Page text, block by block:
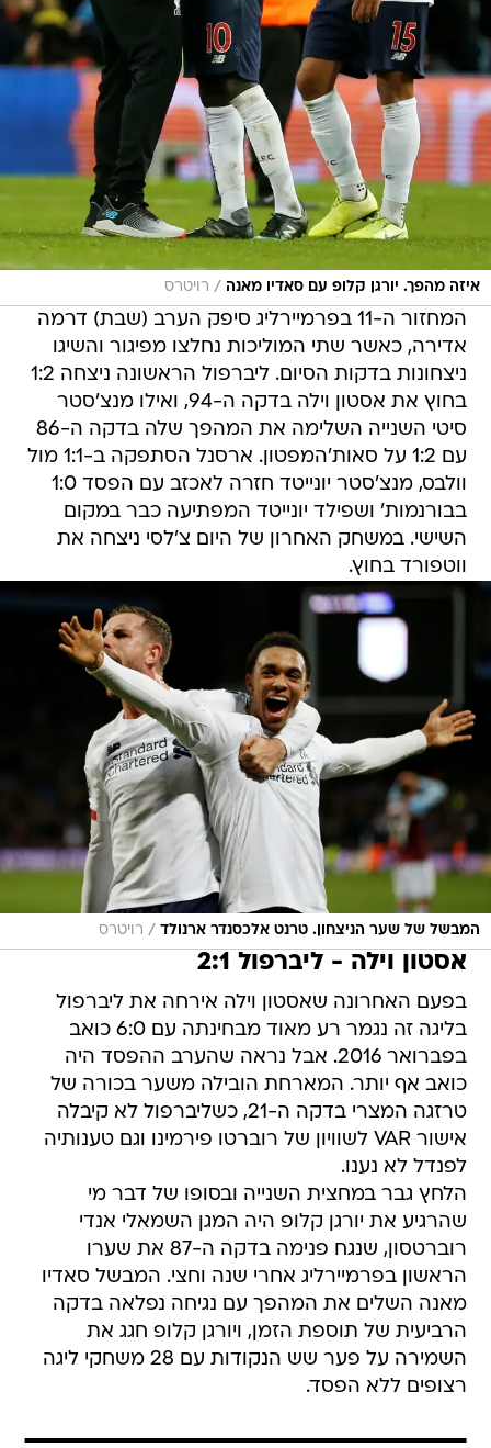
איזה מהפך. יורגן קלופ עם סאדיו מאנה / רויטרס
המחזור ה-11 בפרמיירליג סיפק הערב (שבת) דרמה
אדירה, כאשר שתי המוליכות נחלצו מפיגור והשיגו
ניצחונות בדקות הסיום. ליברפול הראשונה ניצחה 1:2
בחוץ את אסטון וילה בדקה ה-94, ואילו מנצ'סטר
סיטי השנייה השלימה את המהפך שלה בדקה ה-86
עם 1:2 על סאות'המפטון. ארסנל הסתפקה ב-1:1 מול
וולבס, מנצ'סטר יונייטד חזרה לאכזב עם הפסד 1:0
בבורנמות' ושפילד יונייטד המפתיעה כבר במקום
השישי. במשחק האחרון של היום צ'לסי ניצחה את
ווטפורד בחוץ.
המבשל של שער הניצחון. טרנט אלכסנדר ארנולד / רויטרס
אסטון וילה - ליברפול 2:1
בפעם האחרונה שאסטון וילה אירחה את ליברפול
בליגה זה נגמר רע מאוד מבחינתה עם 6:0 כואב
בפברואר 2016. אבל נראה שהערב ההפסד היה
כואב אף יותר. המארחת הובילה משער בכורה של
טרזגה המצרי בדקה ה-21, כשליברפול לא קיבלה
אישור VAR לשוויון של רוברטו פירמינו וגם טענותיה
לפנדל לא נענו.
הלחץ גבר במחצית השנייה ובסופו של דבר מי
שהרגיע את יורגן קלופ היה המגן השמאלי אנדי
רוברטסון, שנגח פנימה בדקה ה-87 את שערו
הראשון בפרמיירליג אחרי שנה וחצי. המבשל סאדיו
מאנה השלים את המהפך עם נגיחה נפלאה בדקה
הרביעית של תוספת הזמן, ויורגן קלופ חגג את
השמירה על פער שש הנקודות עם 28 משחקי ליגה
רצופים ללא הפסד.